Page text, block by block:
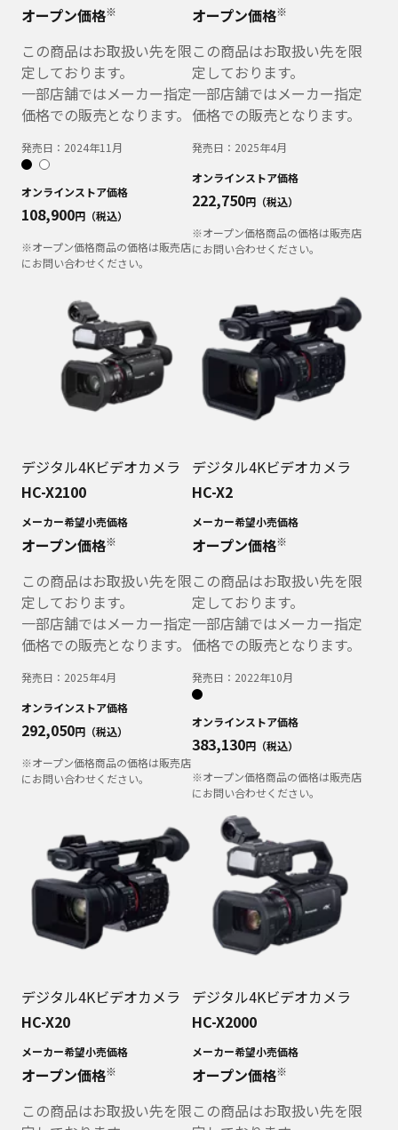
オープン価格※
この商品はお取扱い先を限
定しております。
一部店舗ではメーカー指定
価格での販売となります。
発売日： 2024年11月
オンラインストア価格
108,900円（税込）
※オープン価格商品の価格は販売店
にお問い合わせください。
オープン価格※
この商品はお取扱い先を限
定しております。
一部店舗ではメーカー指定
価格での販売となります。
発売日： 2025年4月
オンラインストア価格
222,750円（税込）
※オープン価格商品の価格は販売店
にお問い合わせください。
デジタル4Kビデオカメラ
HC-X2100
メーカー希望小売価格
オープン価格※
この商品はお取扱い先を限
定しております。
一部店舗ではメーカー指定
価格での販売となります。
発売日： 2025年4月
オンラインストア価格
292,050円（税込）
※オープン価格商品の価格は販売店
にお問い合わせください。
デジタル4Kビデオカメラ
HC-X2
メーカー希望小売価格
オープン価格※
この商品はお取扱い先を限
定しております。
一部店舗ではメーカー指定
価格での販売となります。
発売日： 2022年10月
オンラインストア価格
383,130円（税込）
※オープン価格商品の価格は販売店
にお問い合わせください。
デジタル4Kビデオカメラ
HC-X20
メーカー希望小売価格
オープン価格※
この商品はお取扱い先を限
デジタル4Kビデオカメラ
HC-X2000
メーカー希望小売価格
オープン価格※
この商品はお取扱い先を限